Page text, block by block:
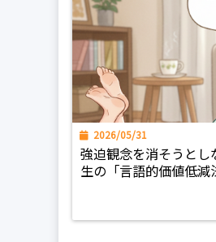
2026/05/31
強迫観念を消そうと
生の「言語的価値低減